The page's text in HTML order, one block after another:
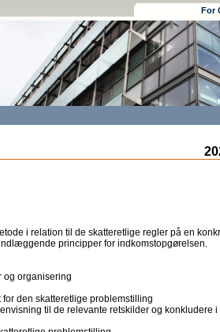
For
i relation til de skatteretlige regler på en
principper for indkomstopgørelsen.
og organisering
den skatteretlige problemstilling
til de relevante retskilder og konkludere i